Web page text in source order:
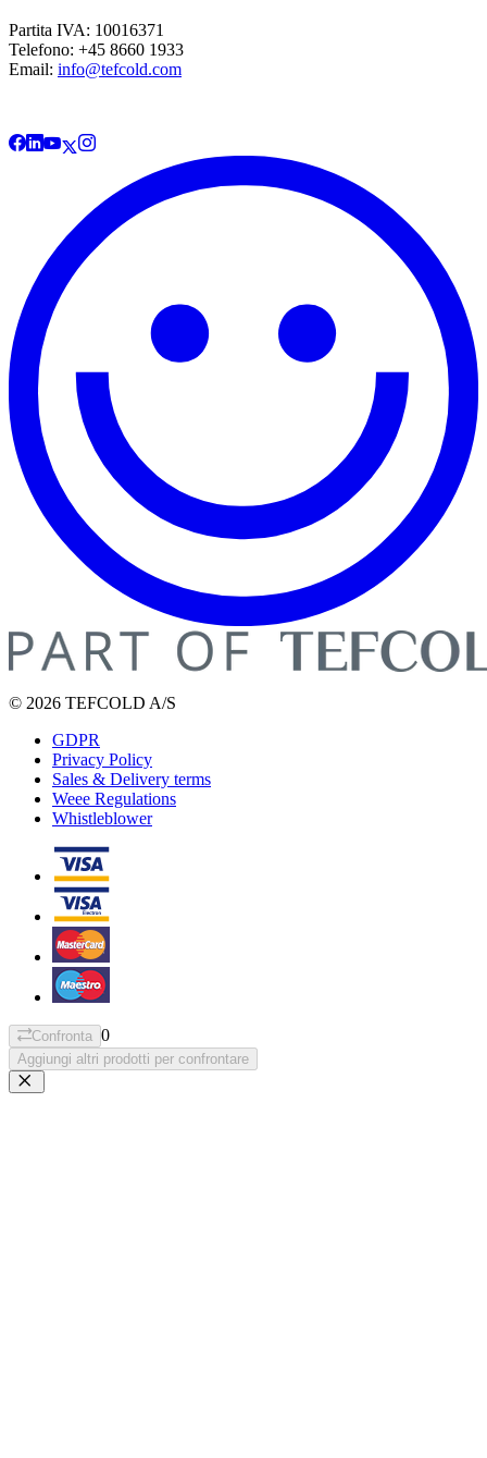
Partita IVA: 10016371
Telefono: +45 8660 1933
Email: info@tefcold.com
© 2026 TEFCOLD A/S
GDPR
Privacy Policy
Sales & Delivery terms
Weee Regulations
Whistleblower
Confronta 0
Aggiungi altri prodotti per confrontare